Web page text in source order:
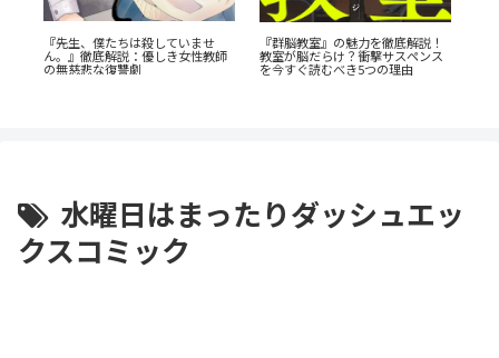
『先生、僕たちは殺していませ
ん。』徹底解説：優しき女性教師
の無慈悲な復讐劇
『群脳教室』の魅力を徹底解説！
教室が脳だらけ？衝撃サスペンス
を今すぐ読むべき5つの理由
水曜日はまったりダッシュエッ
クスコミック